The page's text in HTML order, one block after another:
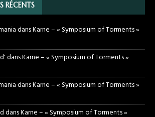
RÉCENTS
dansKarne – « Symposium of Torments »
dansKarne – « Symposium of Torments »
dansKarne – « Symposium of Torments »
dansKarne – « Symposium of Torments »